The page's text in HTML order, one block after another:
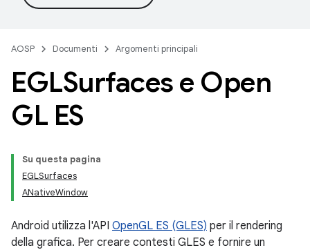
AOSP Documenti Argomenti principali
EGLSurfaces e Open
GL ES
Su questa pagina
EGLSurfaces
ANativeWindow
Android utilizza l'API OpenGL ES (GLES) per il rendering
della grafica. Per creare contesti GLES e fornire un